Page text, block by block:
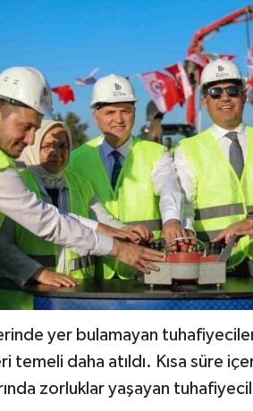
yer bulamayan
temeli daha atıldı. Kısa süre
zorluklar yaşayan